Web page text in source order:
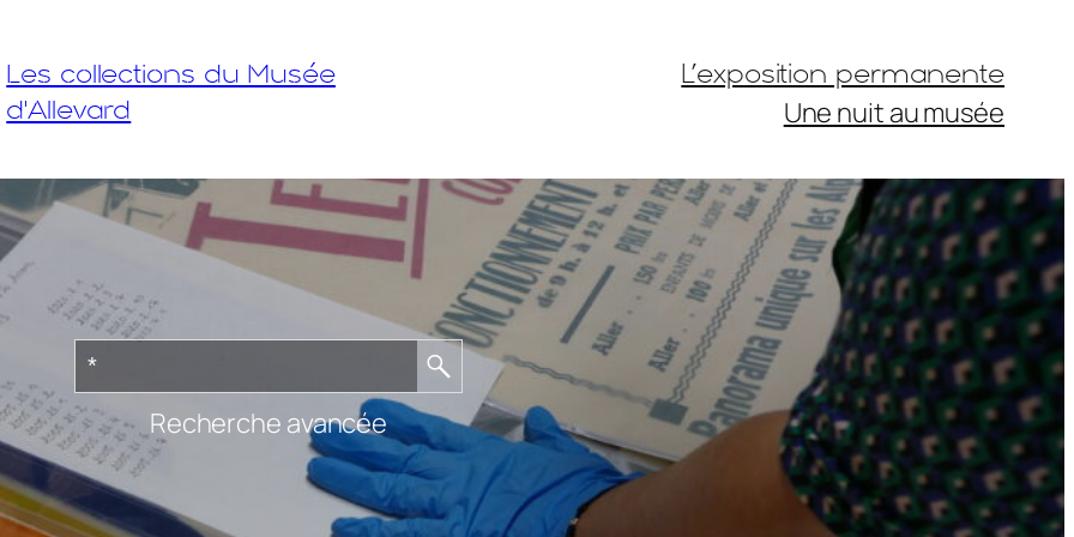
Les collections du Musée
d'Allevard
L’exposition permanente
Une nuit au musée
Recherche avancée